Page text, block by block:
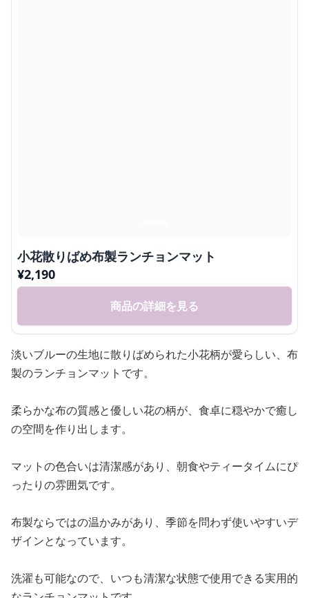
小花散りばめ布製ランチョンマット
¥2,190
商品の詳細を見る
淡いブルーの生地に散りばめられた小花柄が愛らしい、布
製のランチョンマットです。
柔らかな布の質感と優しい花の柄が、食卓に穏やかで癒し
の空間を作り出します。
マットの色合いは清潔感があり、朝食やティータイムにぴ
ったりの雰囲気です。
布製ならではの温かみがあり、季節を問わず使いやすいデ
ザインとなっています。
洗濯も可能なので、いつも清潔な状態で使用できる実用的